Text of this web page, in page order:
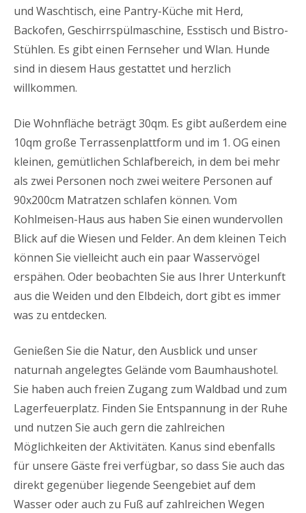
und Waschtisch, eine Pantry-Küche mit Herd,
Backofen, Geschirrspülmaschine, Esstisch und Bistro-
Stühlen. Es gibt einen Fernseher und Wlan. Hunde
sind in diesem Haus gestattet und herzlich
willkommen.
Die Wohnfläche beträgt 30qm. Es gibt außerdem eine
10qm große Terrassenplattform und im 1. OG einen
kleinen, gemütlichen Schlafbereich, in dem bei mehr
als zwei Personen noch zwei weitere Personen auf
90x200cm Matratzen schlafen können. Vom
Kohlmeisen-Haus aus haben Sie einen wundervollen
Blick auf die Wiesen und Felder. An dem kleinen Teich
können Sie vielleicht auch ein paar Wasservögel
erspähen. Oder beobachten Sie aus Ihrer Unterkunft
aus die Weiden und den Elbdeich, dort gibt es immer
was zu entdecken.
Genießen Sie die Natur, den Ausblick und unser
naturnah angelegtes Gelände vom Baumhaushotel.
Sie haben auch freien Zugang zum Waldbad und zum
Lagerfeuerplatz. Finden Sie Entspannung in der Ruhe
und nutzen Sie auch gern die zahlreichen
Möglichkeiten der Aktivitäten. Kanus sind ebenfalls
für unsere Gäste frei verfügbar, so dass Sie auch das
direkt gegenüber liegende Seengebiet auf dem
Wasser oder auch zu Fuß auf zahlreichen Wegen